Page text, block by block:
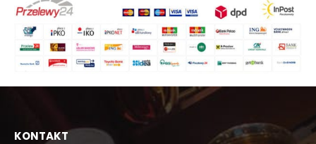
KONTAKT